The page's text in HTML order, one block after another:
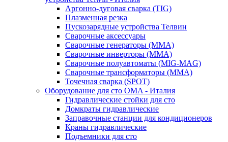
Аргонно-дуговая сварка (TIG)
Плазменная резка
Пускозарядные устройства Телвин
Сварочные аксессуары
Сварочные генераторы (MMA)
Сварочные инверторы (MMA)
Сварочные полуавтоматы (MIG-MAG)
Сварочные трансформаторы (MMA)
Точечная сварка (SPOT)
Оборудование для сто OMA - Италия
Гидравлические стойки для сто
Домкраты гидравлические
Заправочные станции для кондиционеров
Краны гидравлические
Подъемники для сто